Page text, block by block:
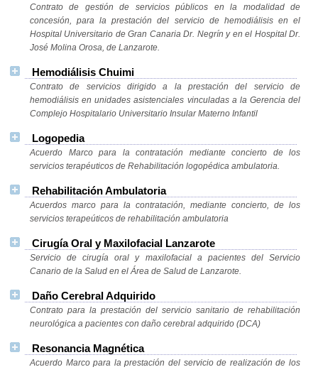
Contrato de gestión de servicios públicos en la modalidad de
concesión, para la prestación del servicio de hemodiálisis en el
Hospital Universitario de Gran Canaria Dr. Negrín y en el Hospital Dr.
José Molina Orosa, de Lanzarote.
Hemodiálisis Chuimi
Contrato de servicios dirigido a la prestación del servicio de
hemodiálisis en unidades asistenciales vinculadas a la Gerencia del
Complejo Hospitalario Universitario Insular Materno Infantil
Logopedia
Acuerdo Marco para la contratación mediante concierto de los
servicios terapéuticos de Rehabilitación logopédica ambulatoria.
Rehabilitación Ambulatoria
Acuerdos marco para la contratación, mediante concierto, de los
servicios terapeúticos de rehabilitación ambulatoria
Cirugía Oral y Maxilofacial Lanzarote
Servicio de cirugía oral y maxilofacial a pacientes del Servicio
Canario de la Salud en el Área de Salud de Lanzarote.
Daño Cerebral Adquirido
Contrato para la prestación del servicio sanitario de rehabilitación
neurológica a pacientes con daño cerebral adquirido (DCA)
Resonancia Magnética
Acuerdo Marco para la prestación del servicio de realización de los